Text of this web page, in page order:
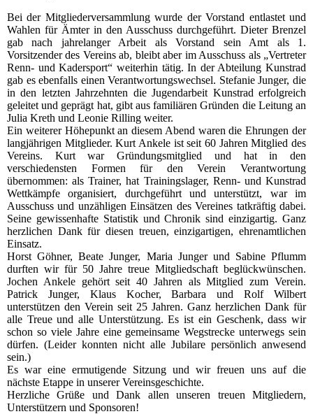
Bei der Mitgliederversammlung wurde der Vorstand entlastet und
Wahlen für Ämter in den Ausschuss durchgeführt. Dieter Brenzel
gab nach jahrelanger Arbeit als Vorstand sein Amt als 1.
Vorsitzender des Vereins ab, bleibt aber im Ausschuss als „Vertreter
Renn- und Kadersport“ weiterhin tätig. In der Abteilung Kunstrad
gab es ebenfalls einen Verantwortungswechsel. Stefanie Junger, die
in den letzten Jahrzehnten die Jugendarbeit Kunstrad erfolgreich
geleitet und geprägt hat, gibt aus familiären Gründen die Leitung an
Julia Kreth und Leonie Rilling weiter.
Ein weiterer Höhepunkt an diesem Abend waren die Ehrungen der
langjährigen Mitglieder. Kurt Ankele ist seit 60 Jahren Mitglied des
Vereins. Kurt war Gründungsmitglied und hat in den
verschiedensten Formen für den Verein Verantwortung
übernommen: als Trainer, hat Trainingslager, Renn- und Kunstrad
Wettkämpfe organisiert, durchgeführt und unterstützt, war im
Ausschuss und unzähligen Einsätzen des Vereines tatkräftig dabei.
Seine gewissenhafte Statistik und Chronik sind einzigartig. Ganz
herzlichen Dank für diesen treuen, einzigartigen, ehrenamtlichen
Einsatz.
Horst Göhner, Beate Junger, Maria Junger und Sabine Pflumm
durften wir für 50 Jahre treue Mitgliedschaft beglückwünschen.
Jochen Ankele gehört seit 40 Jahren als Mitglied zum Verein.
Patrick Junger, Klaus Kocher, Barbara und Rolf Wilbert
unterstützen den Verein seit 25 Jahren. Ganz herzlichen Dank für
alle Treue und alle Unterstützung. Es ist ein Geschenk, dass wir
schon so viele Jahre eine gemeinsame Wegstrecke unterwegs sein
dürfen. (Leider konnten nicht alle Jubilare persönlich anwesend
sein.)
Es war eine ermutigende Sitzung und wir freuen uns auf die
nächste Etappe in unserer Vereinsgeschichte.
Herzliche Grüße und Dank allen unseren treuen Mitgliedern,
Unterstützern und Sponsoren!